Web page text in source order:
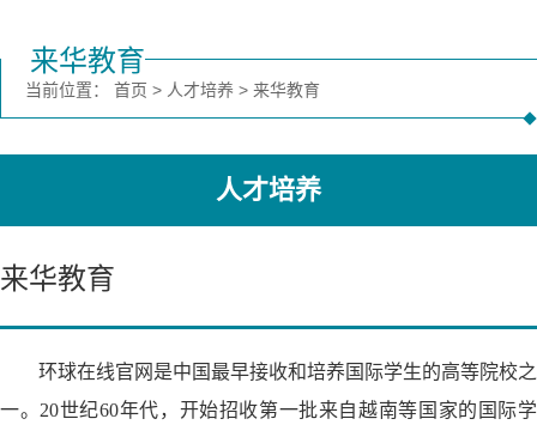
来华教育
当前位置： 首页 > 人才培养 > 来华教育
人才培养
来华教育
环球在线官网是中国最早接收和培养国际学生的高等院校之
一。20世纪60年代，开始招收第一批来自越南等国家的国际学